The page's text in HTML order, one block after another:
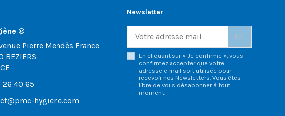
®
Pierre Mendès France
BEZIERS
26 40 65
hygiene.com
Newsletter
En cliquant sur « Je confirme », vous
confirmez accepter que votre
adresse e-mail soit utilisée pour
recevoir nos Newsletters. Vous êtes
libre de vous désabonner à tout
moment.